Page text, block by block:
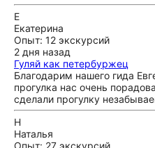
Е
Екатерина
Опыт: 12 экскурсий
2 дня назад
Гуляй как петербуржец
Благодарим нашего гида
прогулка нас очень
сделали прогулку
Н
Наталья
Опыт: 27 экскурсий